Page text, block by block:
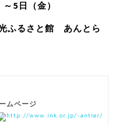
5日（金）
ふるさと館 あんとら
ムページ
http://www.ink.or.jp/~antler/